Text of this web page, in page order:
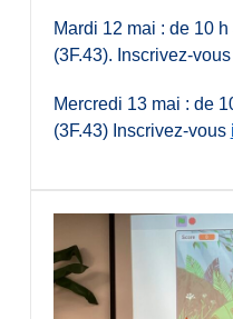
Mardi 12 mai : de 10
(3F.43). Inscrivez-vous
Mercredi 13 mai : de
(3F.43) Inscrivez-vous